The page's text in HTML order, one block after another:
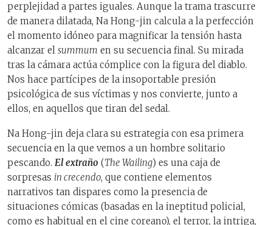
perplejidad a partes iguales. Aunque la trama trascurre
de manera dilatada, Na Hong-jin calcula a la perfección
el momento idóneo para magnificar la tensión hasta
alcanzar el summum en su secuencia final. Su mirada
tras la cámara actúa cómplice con la figura del diablo.
Nos hace partícipes de la insoportable presión
psicológica de sus víctimas y nos convierte, junto a
ellos, en aquellos que tiran del sedal.
Na Hong-jin deja clara su estrategia con esa primera
secuencia en la que vemos a un hombre solitario
pescando. El extraño (The Wailing) es una caja de
sorpresas in crecendo, que contiene elementos
narrativos tan dispares como la presencia de
situaciones cómicas (basadas en la ineptitud policial,
como es habitual en el cine coreano), el terror, la intriga,